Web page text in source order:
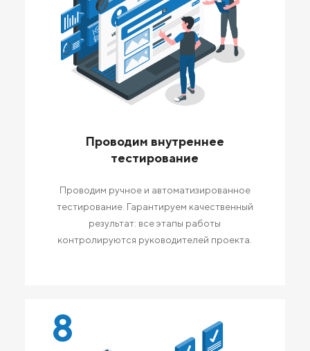
Проводим внутреннее
тестирование
Проводим ручное и автоматизированное
тестирование. Гарантируем качественный
результат: все этапы работы
контролируются руководителей проекта.
8